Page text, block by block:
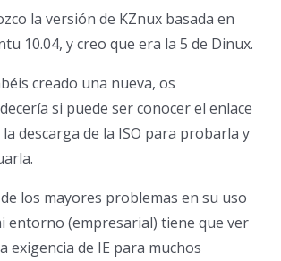
la versión de KZnux basada en
10.04, y creo que era la 5 de Dinux.
creado una nueva, os
si puede ser conocer el enlace
descarga de la ISO para probarla y
los mayores problemas en su uso
entorno (empresarial) tiene que ver
exigencia de IE para muchos